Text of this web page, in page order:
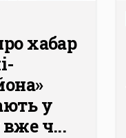
хабар
у
ч...